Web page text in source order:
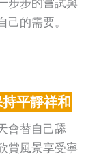
的需要。
平靜祥和
會替自己舔
賞風景享受寧